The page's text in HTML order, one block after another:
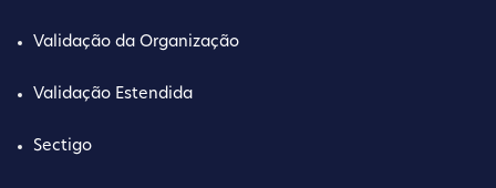
Validação da Organização
Validação Estendida
Sectigo